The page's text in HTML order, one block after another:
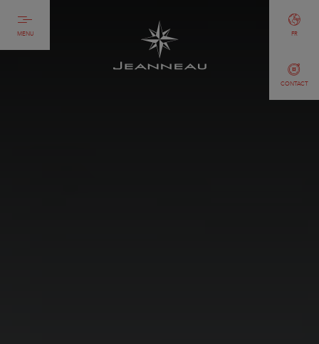
MENU
CONTACT
FR